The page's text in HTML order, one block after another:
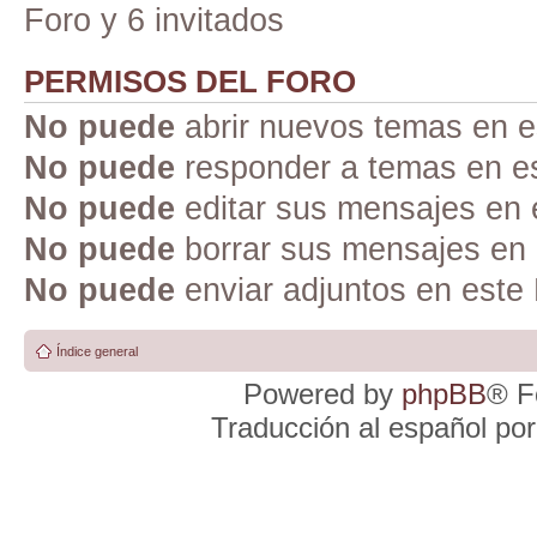
Foro y 6 invitados
PERMISOS DEL FORO
No puede abrir nuevos temas en
No puede responder a temas en
No puede editar sus mensajes en
No puede borrar sus mensajes
No puede enviar adjuntos en este
Índice general
Powered by phpBB®
Traducción al español